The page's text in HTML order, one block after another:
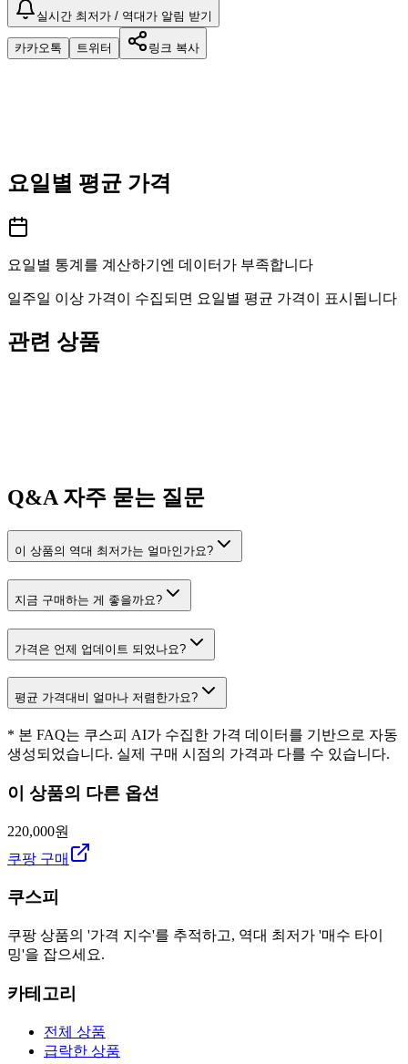
실시간 최저가 / 역대가 알림 받기
카카오톡 트위터 링크 복사
요일별 평균 가격
요일별 통계를 계산하기엔 데이터가 부족합니다
일주일 이상 가격이 수집되면 요일별 평균 가격이 표시됩니다
관련 상품
Q&A자주 묻는 질문
이 상품의 역대 최저가는 얼마인가요?
지금 구매하는 게 좋을까요?
가격은 언제 업데이트 되었나요?
평균 가격대비 얼마나 저렴한가요?
* 본 FAQ는 쿠스피 AI가 수집한 가격 데이터를 기반으로 자동
생성되었습니다. 실제 구매 시점의 가격과 다를 수 있습니다.
이 상품의 다른 옵션
220,000원
쿠팡 구매
쿠스피
쿠팡 상품의 '가격 지수'를 추적하고, 역대 최저가 '매수 타이
밍'을 잡으세요.
카테고리
전체 상품
급락한 상품